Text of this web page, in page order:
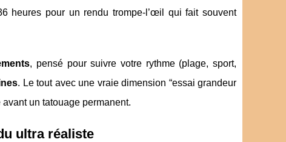
heures pour un rendu trompe-l’œil qui fait souvent
, pensé pour suivre votre rythme (plage, sport,
. Le tout avec une vraie dimension “essai grandeur
avant un tatouage permanent.
ultra réaliste